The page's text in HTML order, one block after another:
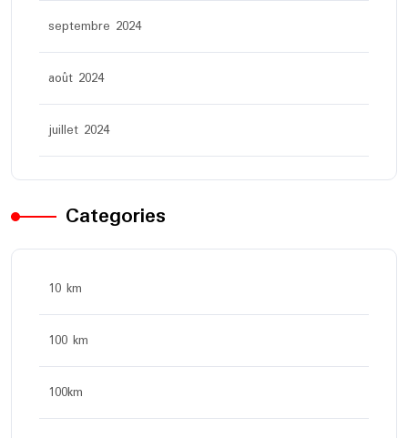
septembre 2024
août 2024
juillet 2024
Categories
10 km
100 km
100km